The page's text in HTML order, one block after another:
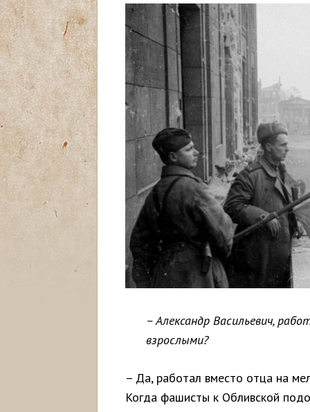
е
с
ь
– Александр Васильевич,
взрослыми?
– Да, работал вместо отца на
Когда фашисты к Обливской